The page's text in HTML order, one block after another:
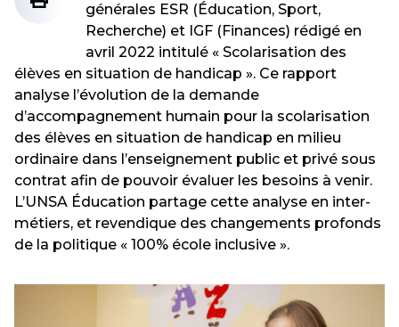
générales ESR (Éducation, Sport,
Recherche) et IGF (Finances) rédigé en
avril 2022 intitulé « Scolarisation des
élèves en situation de handicap ». Ce rapport
analyse l’évolution de la demande
d’accompagnement humain pour la scolarisation
des élèves en situation de handicap en milieu
ordinaire dans l’enseignement public et privé sous
contrat afin de pouvoir évaluer les besoins à venir.
L’UNSA Éducation partage cette analyse en inter-
métiers, et revendique des changements profonds
de la politique « 100% école inclusive ».